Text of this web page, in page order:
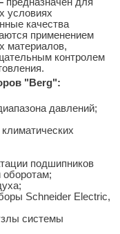
условиях
качества
применением
материалов,
контролем
"Berg":
давлений;
подшипников
оборотам;
Schneider Electric,
системы